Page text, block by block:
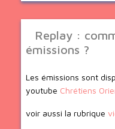
Replay :
émissions ?
Les émissions sont
youtube Chrétiens
voir aussi la rubrique